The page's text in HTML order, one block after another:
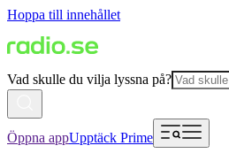
Hoppa till innehållet
Vad skulle du vilja lyssna på?
Öppna appUpptäck Prime